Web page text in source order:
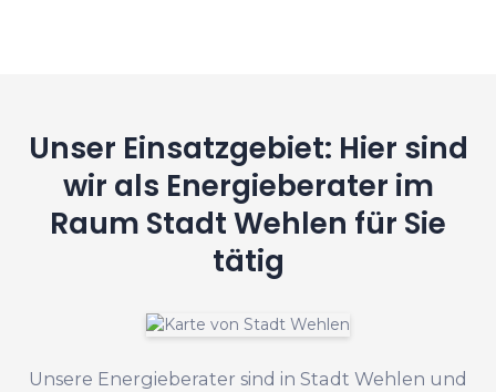
Unser Einsatzgebiet: Hier sind
wir als Energieberater im
Raum Stadt Wehlen für Sie
tätig
Unsere Energieberater sind in Stadt Wehlen und